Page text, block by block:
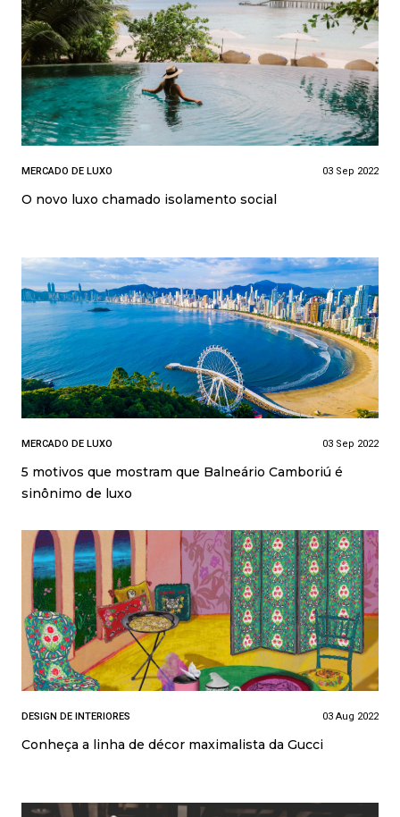
MERCADO DE LUXO 03 Sep 2022
O novo luxo chamado isolamento social
MERCADO DE LUXO 03 Sep 2022
5 motivos que mostram que Balneário Camboriú é
sinônimo de luxo
DESIGN DE INTERIORES 03 Aug 2022
Conheça a linha de décor maximalista da Gucci